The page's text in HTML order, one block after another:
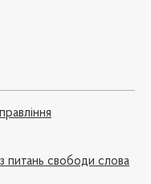
питань свободи слова